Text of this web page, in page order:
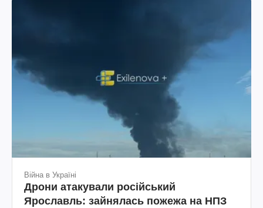
Війна в Україні
Дрони атакували російський
Ярославль: зайнялась пожежа на НПЗ